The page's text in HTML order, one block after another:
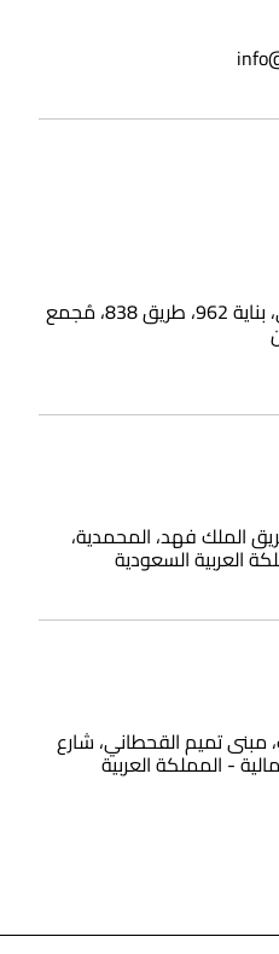
شقة 25، الدور الثاني، بناية 962، طريق 838، مُجمع
وامي، 8006 طريق الملك فهد، المحمدية،
مبنى تميم القحطاني، شارع
- المملكة العربية